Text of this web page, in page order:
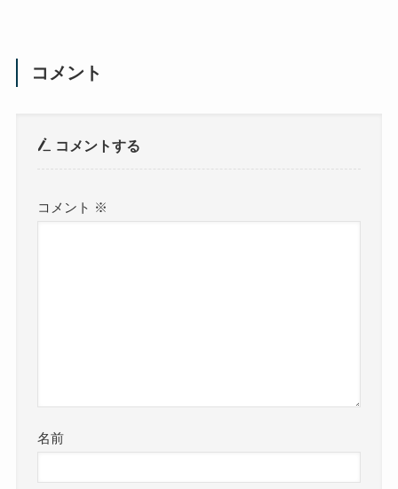
コメント
コメントする
コメント ※
名前